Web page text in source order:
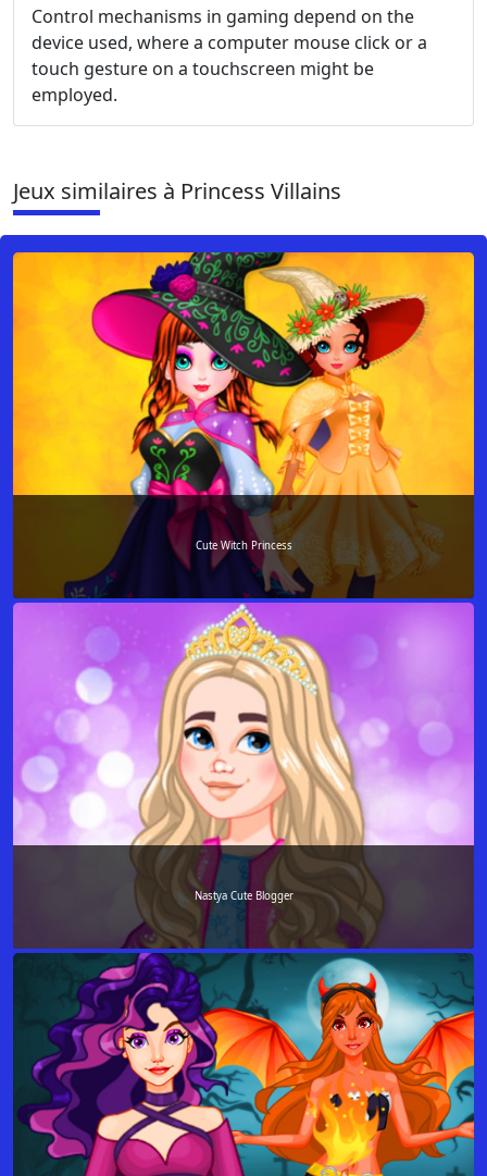
Control mechanisms in gaming depend on the
device used, where a computer mouse click or a
touch gesture on a touchscreen might be
employed.
Jeux similaires à Princess Villains
Cute Witch Princess
Nastya Cute Blogger